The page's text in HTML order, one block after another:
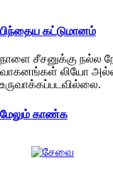
பிந்தைய கட்டுமானம்
நாளை சீசனுக்கு நல்ல
வாகனங்கள் லியோ
உருவாக்கப்படவில்லை.
மேலும் காண்க